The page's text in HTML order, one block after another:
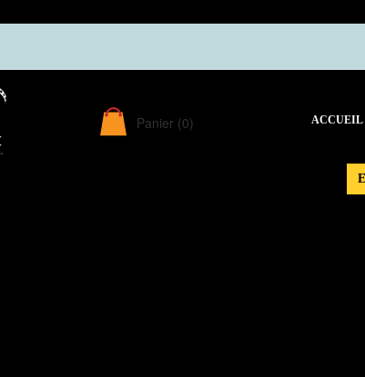
Panier (0) Panier (0)
ACCUEIL